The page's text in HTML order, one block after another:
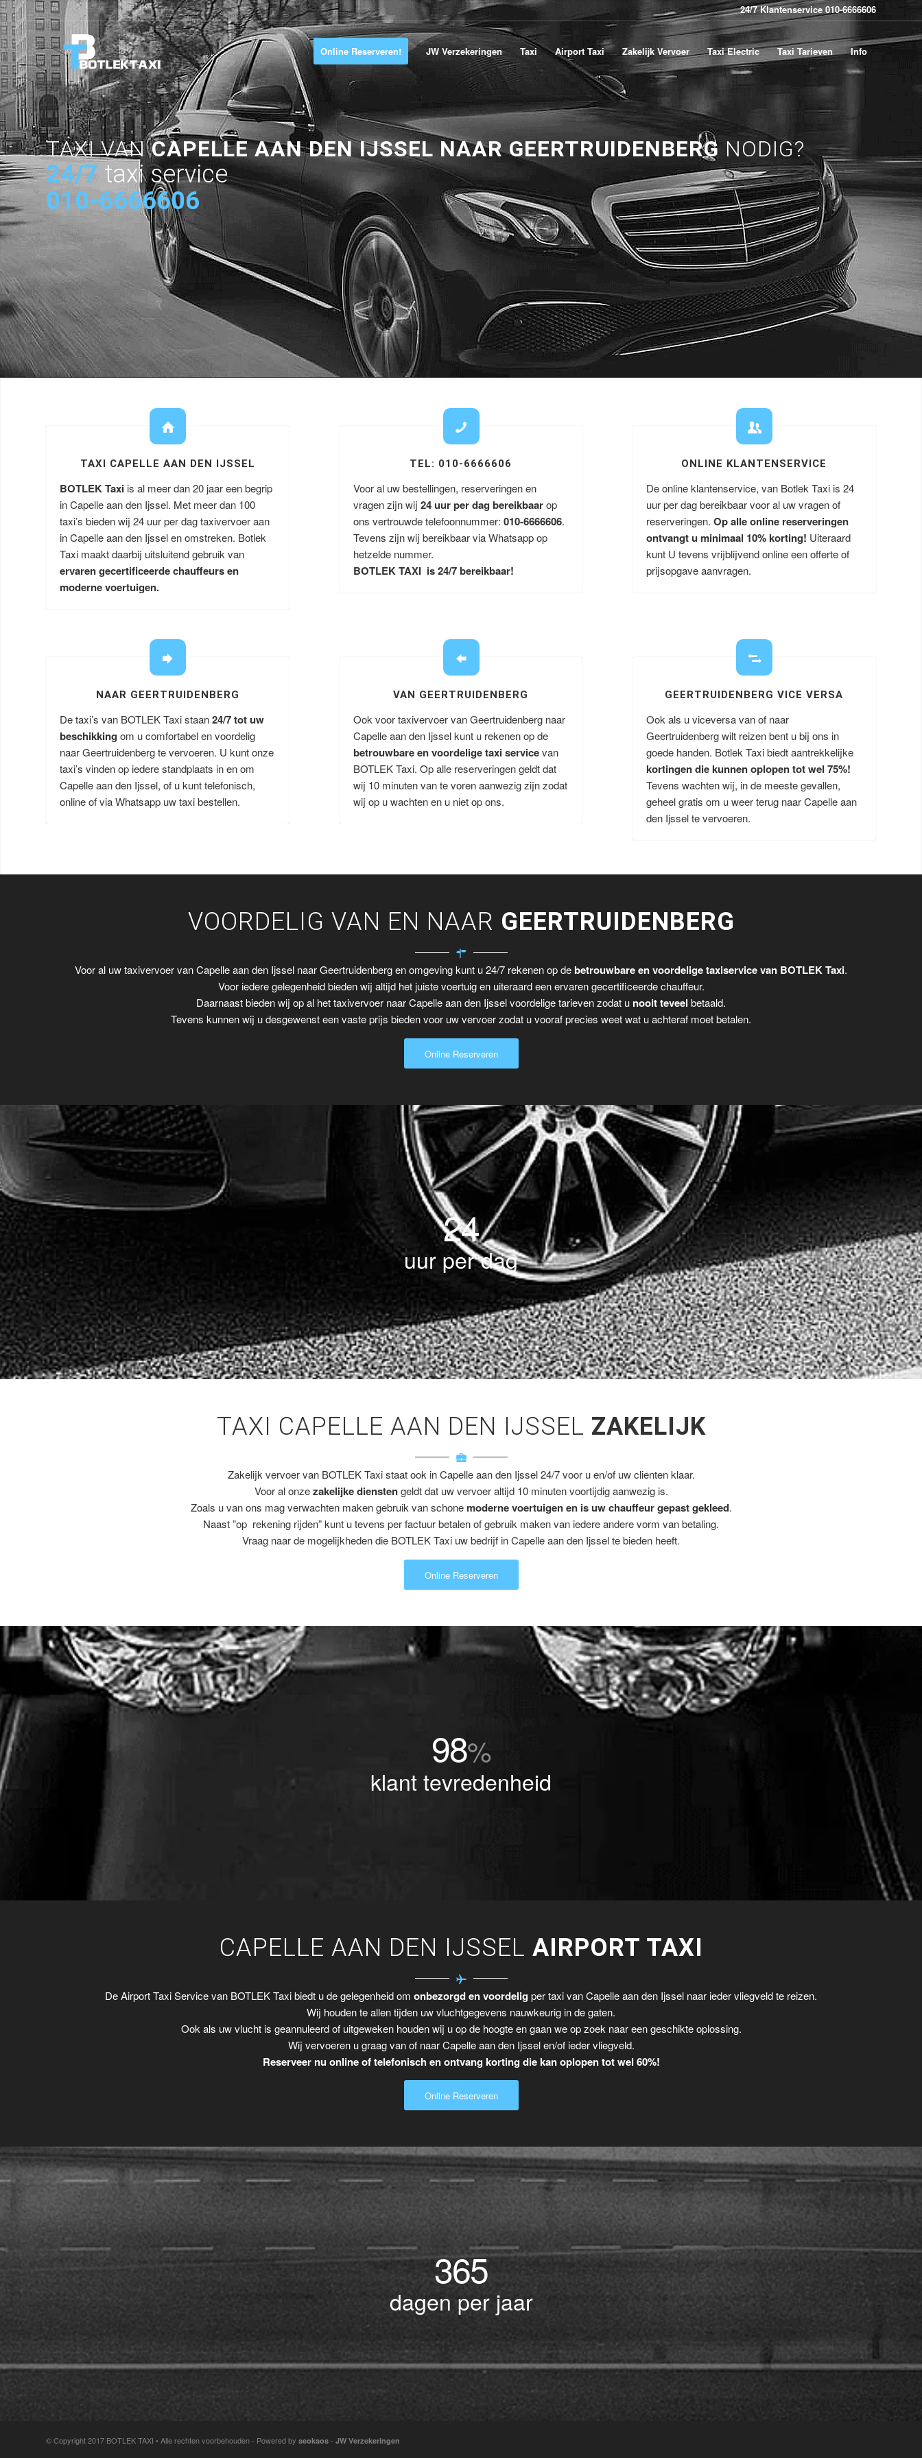
24/7 Klantenservice 010-6666606
Online Reserveren! JW Verzekeringen Taxi Airport Taxi Zakelijk Vervoer Taxi Electric Taxi Tarieven Info
TAXI VANCAPELLE AAN DEN IJSSEL NAAR GEERTRUIDENBERG NODIG?
24/7 taxi service
010-6666606
TAXI CAPELLE AAN DEN IJSSEL
BOTLEK Taxi is al meer dan 20 jaar een begrip
in Capelle aan den Ijssel. Met meer dan 100
taxi’s bieden wij 24 uur per dag taxivervoer aan
in Capelle aan den Ijssel en omstreken. Botlek
Taxi maakt daarbij uitsluitend gebruik van
ervaren gecertificeerde chauffeurs en
moderne voertuigen.
TEL: 010-6666606
Voor al uw bestellingen, reserveringen en
vragen zijn wij 24 uur per dag bereikbaarop
ons vertrouwde telefoonnummer: 010-6666606.
Tevens zijn wij bereikbaar via Whatsapp op
hetzelde nummer.
BOTLEK TAXI is 24/7 bereikbaar!
ONLINE KLANTENSERVICE
De online klantenservice, van Botlek Taxi is 24
uur per dag bereikbaar voor al uw vragen of
reserveringen.Op alle online reserveringen
ontvangt u minimaal 10% korting! Uiteraard
kunt U tevens vrijblijvend online een offerte of
prijsopgave aanvragen.
NAAR GEERTRUIDENBERG
De taxi’s van BOTLEK Taxi staan24/7 tot uw
beschikking om u comfortabel en voordelig
naar Geertruidenberg te vervoeren. U kunt onze
taxi’s vinden op iedere standplaats in en om
Capelle aan den Ijssel, of u kunt telefonisch,
online of via Whatsapp uw taxi bestellen.
VAN GEERTRUIDENBERG
Ook voor taxivervoer van Geertruidenberg naar
Capelle aan den Ijssel kunt u rekenen op de
betrouwbare en voordelige taxi servicevan
BOTLEK Taxi. Op alle reserveringen geldt dat
wij 10 minuten van te voren aanwezig zijn zodat
wij op u wachten en u niet op ons.
GEERTRUIDENBERG VICE VERSA
Ook als u viceversa van of naar
Geertruidenberg wilt reizen bent u bij ons in
goede handen. Botlek Taxi biedt aantrekkelijke
kortingen die kunnen oplopen tot wel 75%!
Tevens wachten wij, in de meeste gevallen,
geheel gratis om u weer terug naar Capelle aan
den Ijssel te vervoeren.
VOORDELIG VAN EN NAAR GEERTRUIDENBERG
Voor al uw taxivervoer van Capelle aan den Ijssel naar Geertruidenberg en omgeving kunt u 24/7 rekenen op debetrouwbare en voordelige taxiservice van BOTLEK Taxi.
Voor iedere gelegenheid bieden wij altijd het juiste voertuig en uiteraard een ervaren gecertificeerde chauffeur.
Daarnaast bieden wij op al het taxivervoer naar Capelle aan den Ijssel voordelige tarieven zodat u nooit teveel betaald.
Tevens kunnen wij u desgewenst een vaste prijs bieden voor uw vervoer zodat u vooraf precies weet wat u achteraf moet betalen.
Online Reserveren
24
uur per dag
TAXI CAPELLE AAN DEN IJSSEL ZAKELIJK
Zakelijk vervoer van BOTLEK Taxi staat ook in Capelle aan den Ijssel 24/7 voor u en/of uw clienten klaar.
Voor al onzezakelijke dienstengeldt dat uw vervoer altijd 10 minuten voortijdig aanwezig is.
Zoals u van ons mag verwachten maken gebruik van schone moderne voertuigen en is uw chauffeur gepast gekleed.
Naast ”op rekening rijden” kunt u tevens per factuur betalen of gebruik maken van iedere andere vorm van betaling.
Vraag naar de mogelijkheden die BOTLEK Taxi uw bedrijf in Capelle aan den Ijssel te bieden heeft.
Online Reserveren
98%
klant tevredenheid
CAPELLE AAN DEN IJSSEL AIRPORT TAXI
De Airport Taxi Service van BOTLEK Taxi biedt u de gelegenheid om onbezorgd en voordelig per taxi van Capelle aan den Ijssel naar ieder vliegveld te reizen.
Wij houden te allen tijden uw vluchtgegevens nauwkeurig in de gaten.
Ook als uw vlucht is geannuleerd of uitgeweken houden wij u op de hoogte en gaan we op zoek naar een geschikte oplossing.
Wij vervoeren u graag van of naar Capelle aan den Ijssel en/of ieder vliegveld.
Reserveer nu online of telefonisch en ontvang korting die kan oplopen tot wel 60%!
Online Reserveren
365
dagen per jaar
© Copyright 2017 BOTLEK TAXI • Alle rechten voorbehouden - Powered by seokaos - JW Verzekeringen